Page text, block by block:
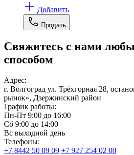
Добавить
Продать
Свяжитесь с нами
способом
Адрес:
г. Волгоград ул. Трёхгорная 28,
рынок», Дзержинский район
График работы:
Пн-Пт 9:00 до 16:00
Сб 9:00 до 14:00
Вс выходной день
Телефоны:
+7 8442 50 09 09 +7 927 254 02 00